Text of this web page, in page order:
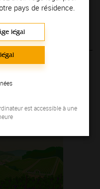
pays de résidence.
légal
est accessible à une
», un
les élèves.